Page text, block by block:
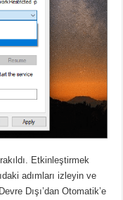
Etkinleştirmek
adımları izleyin ve
Dışı’dan Otomatik’e